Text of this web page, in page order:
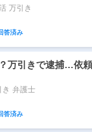
万引き
答済み
万引きで逮捕…依
き 弁護士
答済み